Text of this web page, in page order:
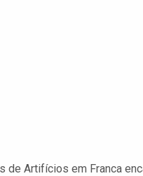
de Artifícios em Franca